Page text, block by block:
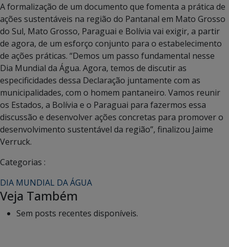
A formalização de um documento que fomenta a prática de
ações sustentáveis na região do Pantanal em Mato Grosso
do Sul, Mato Grosso, Paraguai e Bolívia vai exigir, a partir
de agora, de um esforço conjunto para o estabelecimento
de ações práticas. “Demos um passo fundamental nesse
Dia Mundial da Água. Agora, temos de discutir as
especificidades dessa Declaração juntamente com as
municipalidades, com o homem pantaneiro. Vamos reunir
os Estados, a Bolívia e o Paraguai para fazermos essa
discussão e desenvolver ações concretas para promover o
desenvolvimento sustentável da região”, finalizou Jaime
Verruck.
Categorias :
DIA MUNDIAL DA ÁGUA
Veja Também
Sem posts recentes disponíveis.